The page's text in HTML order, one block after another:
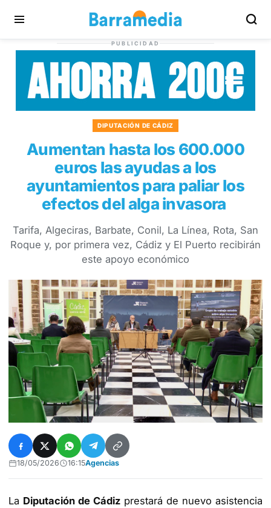
PUBLICIDAD
DIPUTACIÓN DE CÁDIZ
Aumentan hasta los 600.000
euros las ayudas a los
ayuntamientos para paliar los
efectos del alga invasora
Tarifa, Algeciras, Barbate, Conil, La Línea, Rota, San
Roque y, por primera vez, Cádiz y El Puerto recibirán
este apoyo económico
18/05/2026 16:15Agencias
La Diputación de Cádiz prestará de nuevo asistencia